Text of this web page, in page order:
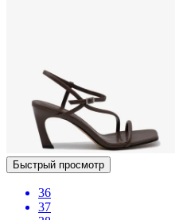
Быстрый просмотр
36
37